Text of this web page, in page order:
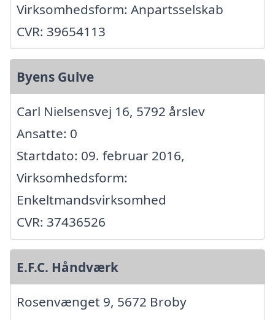
Virksomhedsform: Anpartsselskab
CVR: 39654113
Byens Gulve
Carl Nielsensvej 16, 5792 årslev
Ansatte: 0
Startdato: 09. februar 2016,
Virksomhedsform:
Enkeltmandsvirksomhed
CVR: 37436526
E.F.C. Håndværk
Rosenvænget 9, 5672 Broby